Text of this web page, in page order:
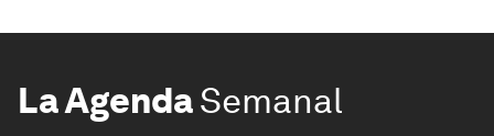
La AgendaSemanal